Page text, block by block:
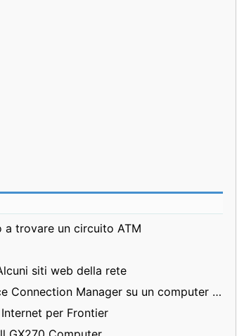
a trovare un circuito ATM
siti web della rete
Come avviare il Remote Access Service Connection Manager su un computer locale
per Frontier